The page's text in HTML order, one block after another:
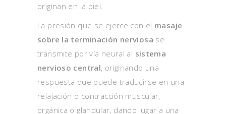
originan en la piel.
La presión que se ejerce con el masaje
sobre la terminación nerviosa se
transmite por vía neural al sistema
nervioso central, originando una
respuesta que puede traducirse en una
relajación o contracción muscular,
orgánica o glandular, dando lugar a una